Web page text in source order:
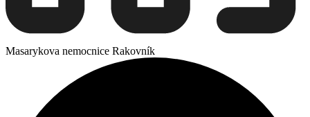
Masarykova nemocnice Rakovník